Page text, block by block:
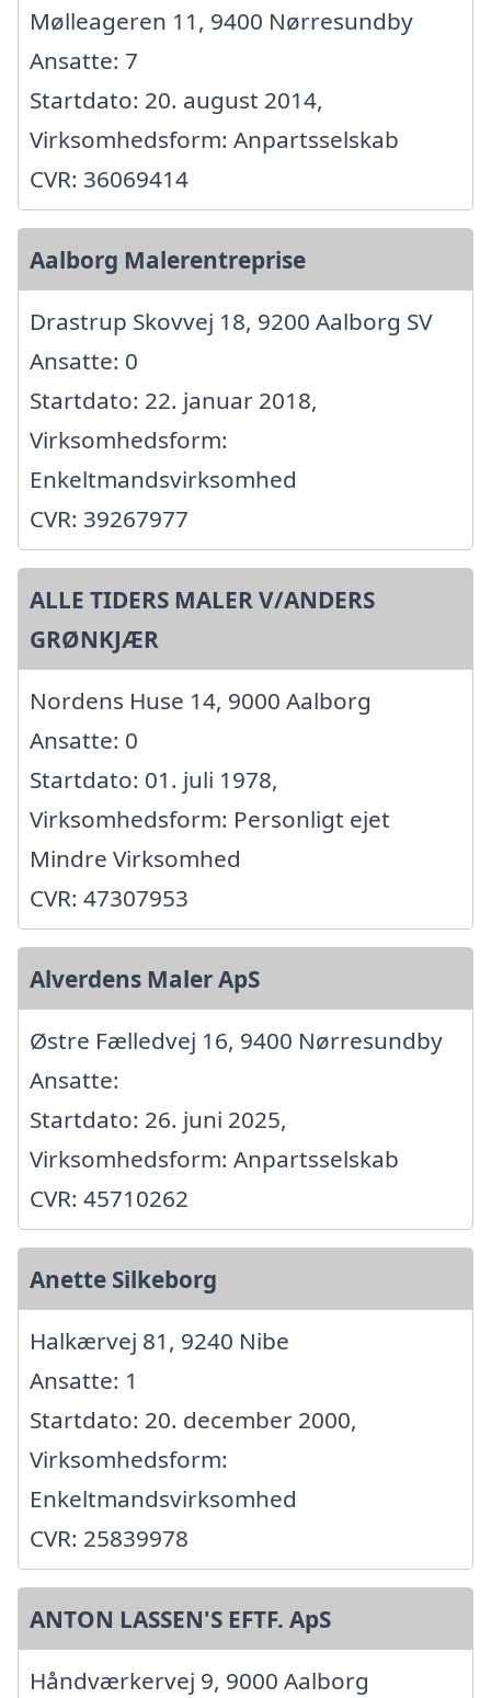
Mølleageren 11, 9400 Nørresundby
Ansatte: 7
Startdato: 20. august 2014,
Virksomhedsform: Anpartsselskab
CVR: 36069414
Aalborg Malerentreprise
Drastrup Skovvej 18, 9200 Aalborg SV
Ansatte: 0
Startdato: 22. januar 2018,
Virksomhedsform:
Enkeltmandsvirksomhed
CVR: 39267977
ALLE TIDERS MALER V/ANDERS
GRØNKJÆR
Nordens Huse 14, 9000 Aalborg
Ansatte: 0
Startdato: 01. juli 1978,
Virksomhedsform: Personligt ejet
Mindre Virksomhed
CVR: 47307953
Alverdens Maler ApS
Østre Fælledvej 16, 9400 Nørresundby
Ansatte:
Startdato: 26. juni 2025,
Virksomhedsform: Anpartsselskab
CVR: 45710262
Anette Silkeborg
Halkærvej 81, 9240 Nibe
Ansatte: 1
Startdato: 20. december 2000,
Virksomhedsform:
Enkeltmandsvirksomhed
CVR: 25839978
ANTON LASSEN'S EFTF. ApS
Håndværkervej 9, 9000 Aalborg